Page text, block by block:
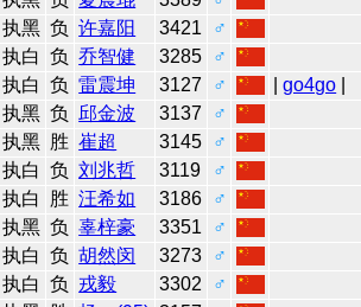
执黑 负 许嘉阳 3421
♂
执白 负 乔智健 3285
♂
执白 负 雷震坤 3127 ♂ |go4go
执黑 负 邱金波 3137
♂
执黑 胜 崔超 3145
♂
执白 负 刘兆哲 3119
♂
执白 胜 汪希如 3186
♂
执黑 负 辜梓豪 3351
♂
执白 负 胡然闵 3273
♂
执白 负 戎毅 3302
♂